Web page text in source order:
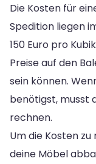
Die Kosten für
Spedition liegen
150 Euro pro
Preise auf den
sein können.
benötigst, musst
rechnen.
Um die Kosten
deine Möbel